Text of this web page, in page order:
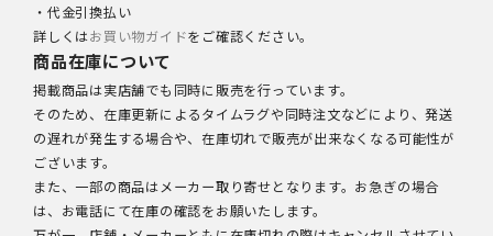
・代金引換払い
詳しくはお買い物ガイドをご確認ください。
商品在庫について
掲載商品は実店舗でも同時に販売を行っています。
そのため、在庫更新によるタイムラグや同時注文などにより、発送
の遅れが発生する場合や、在庫切れで販売が出来なくなる可能性が
ございます。
また、一部の商品はメーカー取り寄せとなります。お急ぎの場合
は、お電話にて在庫の確認をお願いたします。